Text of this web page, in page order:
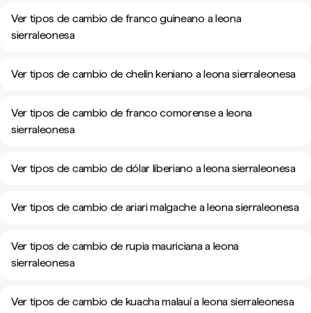
Ver tipos de cambio de franco guineano a leona
sierraleonesa
Ver tipos de cambio de chelín keniano a leona sierraleonesa
Ver tipos de cambio de franco comorense a leona
sierraleonesa
Ver tipos de cambio de dólar liberiano a leona sierraleonesa
Ver tipos de cambio de ariari malgache a leona sierraleonesa
Ver tipos de cambio de rupia mauriciana a leona
sierraleonesa
Ver tipos de cambio de kuacha malauí a leona sierraleonesa